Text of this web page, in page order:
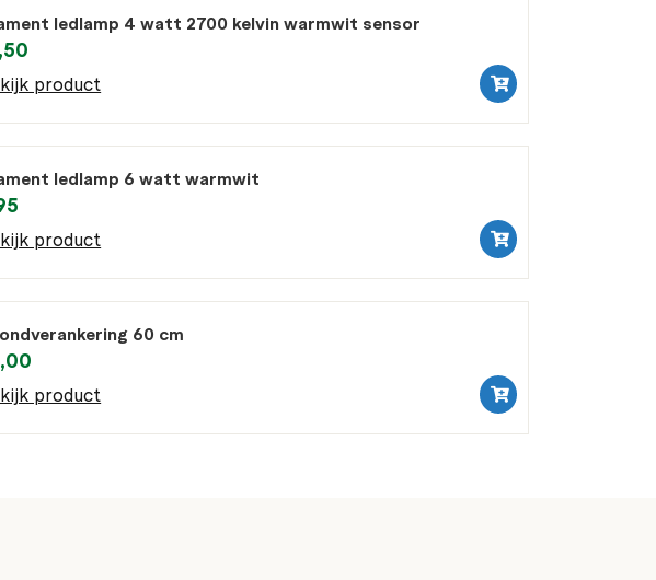
ledlamp 4 watt 2700 kelvin warmwit sensor
product
ledlamp 6 watt warmwit
product
60 cm
product